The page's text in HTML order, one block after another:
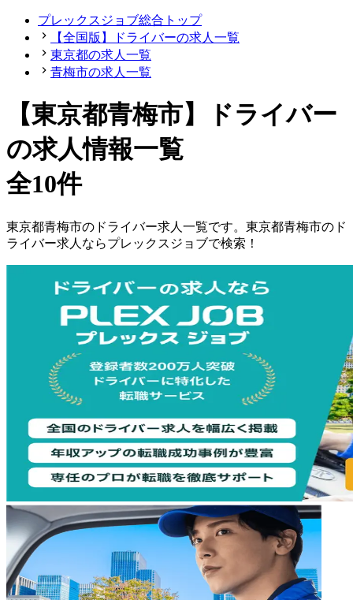
プレックスジョブ総合トップ
【全国版】ドライバーの求人一覧
東京都の求人一覧
青梅市の求人一覧
【東京都青梅市】ドライバー
の求人情報一覧
全10件
東京都青梅市の ドライバー求人一覧です。 東京都青梅市の ド
ライバー求人ならプレックスジョブで検索！